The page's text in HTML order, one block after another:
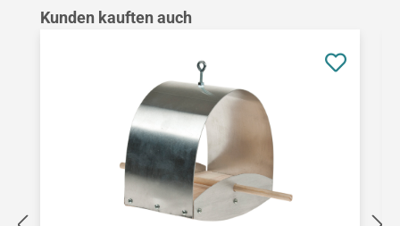
Produktgalerie überspringen
Kunden kauften auch